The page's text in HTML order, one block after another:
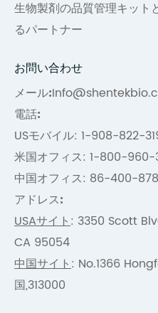
生物製剤の品質管理キット
るパートナー
お問い合わせ
メール:
電話:
USモバイル: 1-908-822-
米国オフィス: 1-800-
中国オフィス: 86-400-
アドレス:
USAサイト: 3350 Scott
CA 95054
中国サイト: No.1366
国,313000